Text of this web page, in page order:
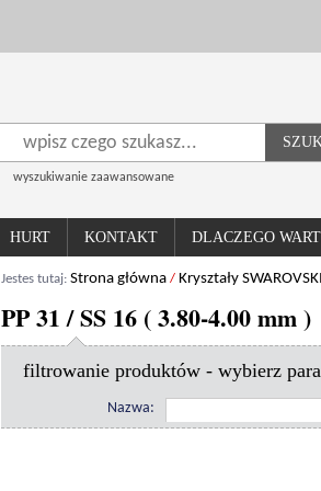
wyszukiwanie zaawansowane
HURT KONTAKT DLACZEGO
Jestes tutaj: Strona główna / Kryształy
PP 31 / SS 16 ( 3.80-4.00 mm )
filtrowanie produktów - wybierz
Nazwa: